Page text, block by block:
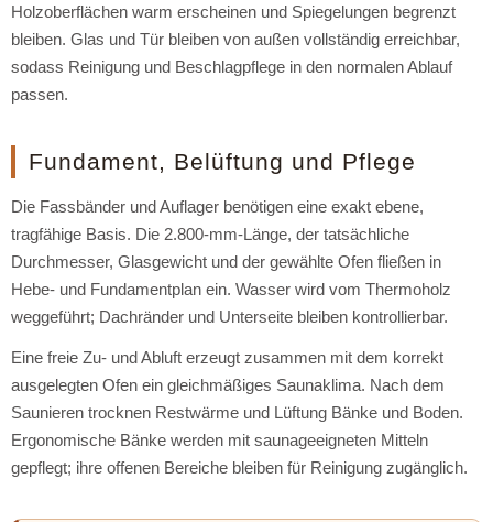
Holzoberflächen warm erscheinen und Spiegelungen begrenzt
bleiben. Glas und Tür bleiben von außen vollständig erreichbar,
sodass Reinigung und Beschlagpflege in den normalen Ablauf
passen.
Fundament, Belüftung und Pflege
Die Fassbänder und Auflager benötigen eine exakt ebene,
tragfähige Basis. Die 2.800-mm-Länge, der tatsächliche
Durchmesser, Glasgewicht und der gewählte Ofen fließen in
Hebe- und Fundamentplan ein. Wasser wird vom Thermoholz
weggeführt; Dachränder und Unterseite bleiben kontrollierbar.
Eine freie Zu- und Abluft erzeugt zusammen mit dem korrekt
ausgelegten Ofen ein gleichmäßiges Saunaklima. Nach dem
Saunieren trocknen Restwärme und Lüftung Bänke und Boden.
Ergonomische Bänke werden mit saunageeigneten Mitteln
gepflegt; ihre offenen Bereiche bleiben für Reinigung zugänglich.